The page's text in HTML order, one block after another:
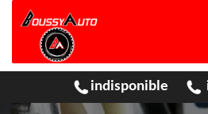
indisponible